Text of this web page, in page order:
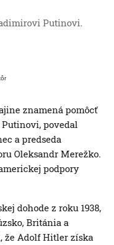
Putinovi.
znamená pomôcť
povedal
a predseda
Oleksandr Merežko.
podpory
dohode z roku 1938,
Británia a
že Adolf Hitler získa